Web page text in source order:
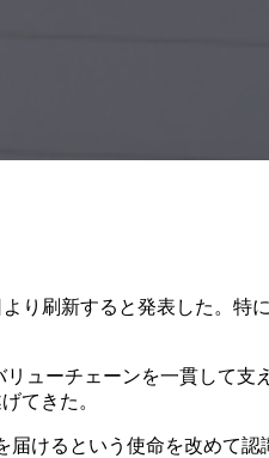
り刷新すると発表した。特
ューチェーンを一貫して
てきた。
けるという使命を改めて